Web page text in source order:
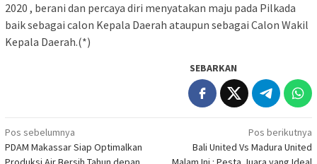
2020 , berani dan percaya diri menyatakan maju pada Pilkada
baik sebagai calon Kepala Daerah ataupun sebagai Calon Wakil
Kepala Daerah.(*)
SEBARKAN
Navigasi
pos
Pos sebelumnya
PDAM Makassar Siap Optimalkan
Pos berikutnya
Bali United Vs Madura United